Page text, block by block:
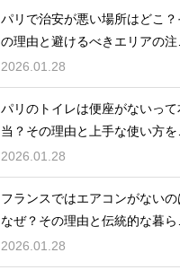
パリで治安が悪い場所はどこ？
の理由と避けるべきエリアの注
点
2026.01.28
パリのトイレは便座がないって
当？その理由と上手な使い方を
説
2026.01.28
フランスではエアコンがないの
なぜ？その理由と伝統的な暮ら
の工夫を解説
2026.01.28